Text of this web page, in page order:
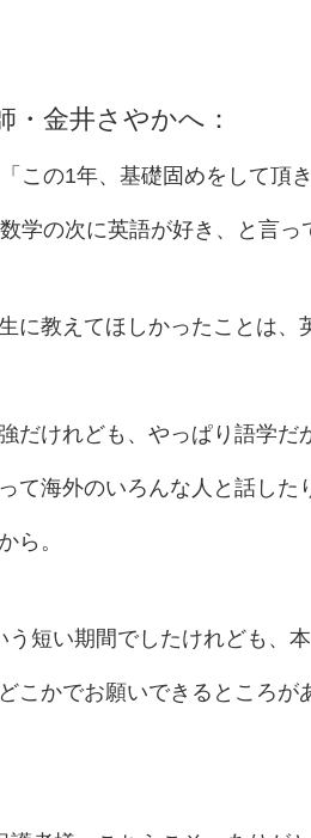
・金井さやかへ：
「この1年、基礎固めをして頂
数学の次に英語が好き、と言っ
に教えてほしかったことは、
だけれども、やっぱり語学だ
て海外のいろんな人と話した
ら。
う短い期間でしたけれども、
こかでお願いできるところが